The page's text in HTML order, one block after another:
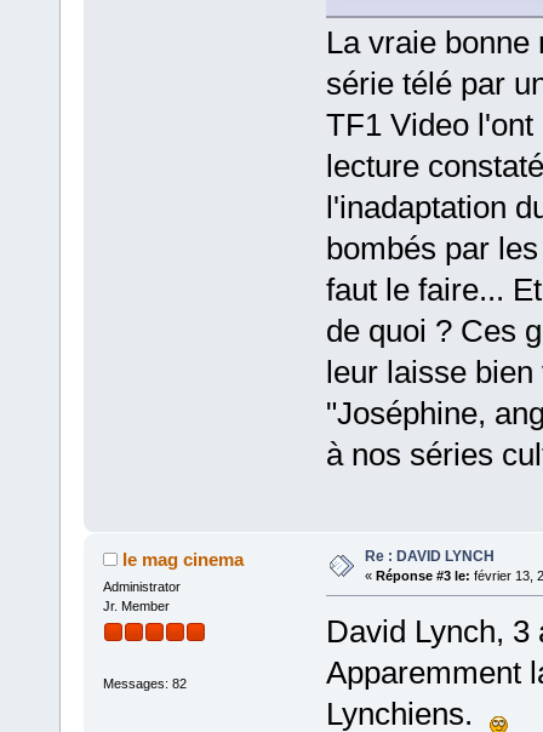
La vraie
série télé par
TF1 Video
lecture
l'inadaptation
bombés par
faut le faire...
de quoi ? Ces
leur laisse
"Joséphine,
à nos séries
le mag cinema
Administrator
Jr. Member
Messages: 82
Re : DAVID LYNCH
« Réponse #3 le: février 13,
David Lynch, 3
Apparemment
Lynchiens.